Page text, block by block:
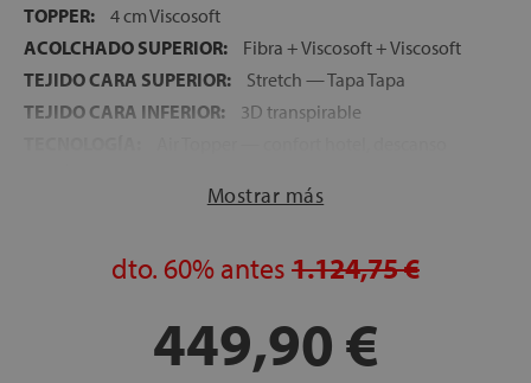
TOPPER:
4 cm Viscosoft
ACOLCHADO SUPERIOR:
Fibra + Viscosoft + Viscosoft
TEJIDO CARA SUPERIOR:
Stretch — Tapa Tapa
TEJIDO CARA INFERIOR:
3D transpirable
LECHOS INDEPENDIENTES: Sí — muelles ensacados
5 años
Mostrar más
dto. 60% antes 1.124,75 €
449,90 €